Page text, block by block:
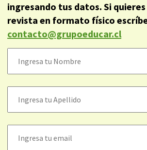
ingresando tus datos. Si
revista en formato físico
contacto@grupoeducar.cl